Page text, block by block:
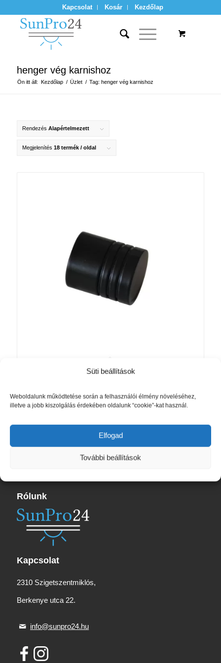
Süti beállítások
Weboldalunk működtetése során a felhasználói élmény növeléséhez,
illetve a jobb kiszolgálás érdekében oldalunk “cookie”-kat használ.
Elfogad
További beállítások
Kapcsolat Kosár Kezdőlap
henger vég karnishoz
Ön itt áll: Kezdőlap / Üzlet / Tag: henger vég karnishoz
Rendezés Alapértelmezett
Megjelenítés 18 termék / oldal
Chicago végfej henger matt fekete
1 985Ft
Original
price
1 550FtCurrent
price
Rólunk
Kapcsolat
2310 Szigetszentmiklós,
Berkenye utca 22.
info@sunpro24.hu